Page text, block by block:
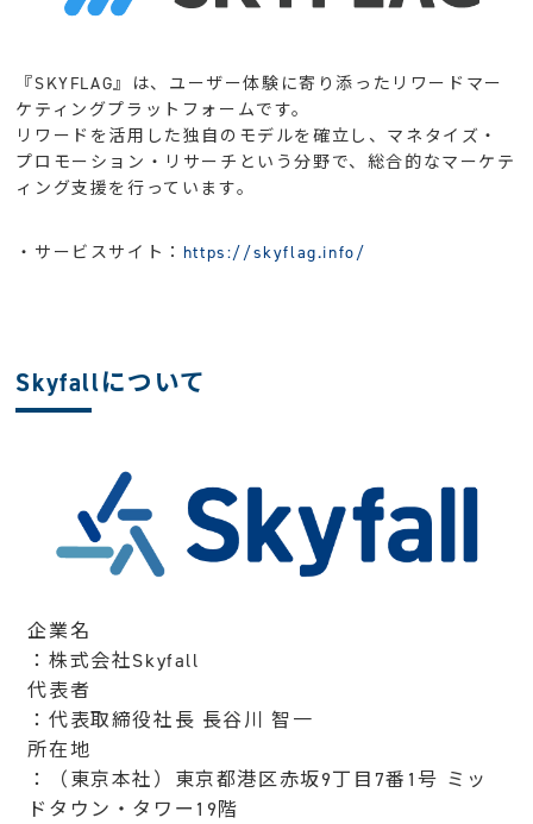
『SKYFLAG』は、ユーザー体験に寄り添ったリワードマー
ケティングプラットフォームです。
リワードを活用した独自のモデルを確立し、マネタイズ・
プロモーション・リサーチという分野で、総合的なマーケテ
ィング支援を行っています。
・サービスサイト： https://skyflag.info/
Skyfallについて
企業名
：株式会社Skyfall
代表者
：代表取締役社長 長谷川 智一
所在地
：（東京本社）東京都港区赤坂9丁目7番1号 ミッ
ドタウン・タワー19階